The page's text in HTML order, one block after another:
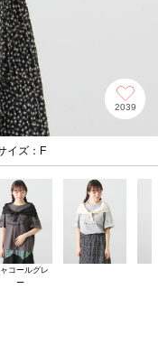
イズ：F
2039
コールグレ
ー